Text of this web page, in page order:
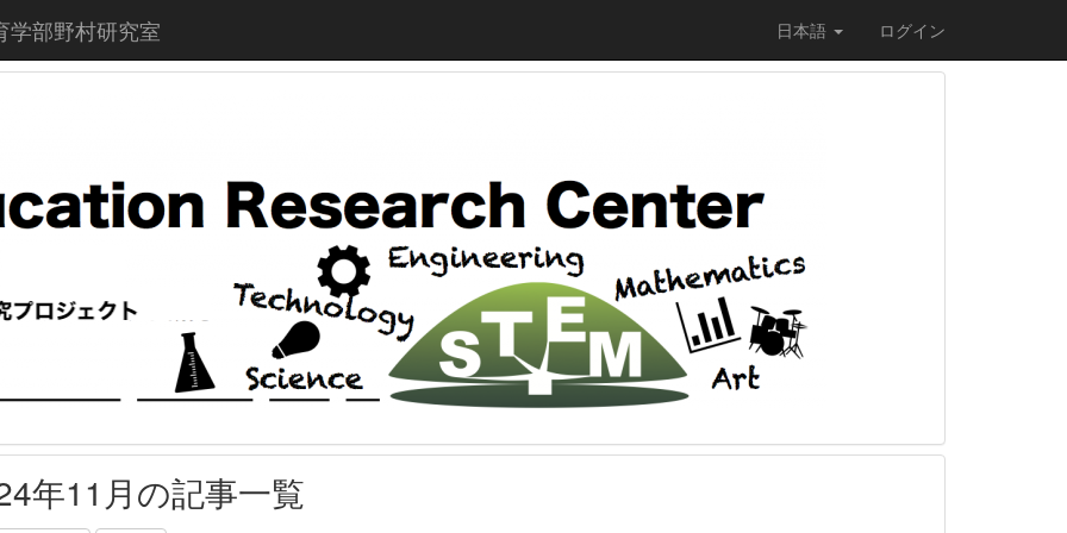
部野村研究室 日本語 ログイン
年11月の記事一覧